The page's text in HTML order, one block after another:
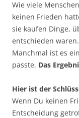
Wie viele
keinen Frieden
sie kaufen Dinge,
entschieden
Manchmal ist es
passte. Das
Hier ist der
Wenn Du keinen
Entscheidung